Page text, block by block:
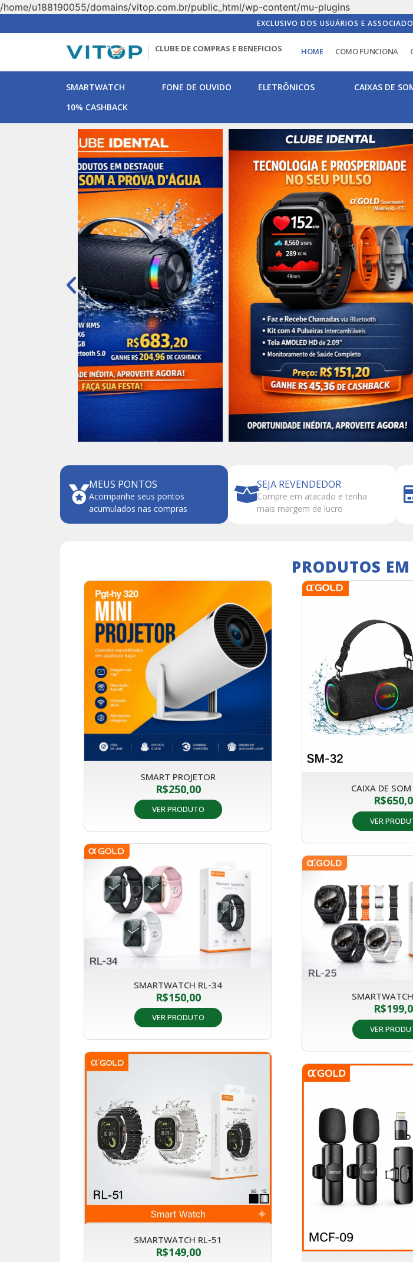
/home/u188190055/domains/vitop.com.br/public_html/wp-content/mu-plugins
EXCLUSIVO DOS USUÁRIOS E
CLUBE DE COMPRAS E BENEFICIOS HOME COMO FUNCIONA
SMARTWATCH FONE DE OUVIDO ELETRÔNICOS CAIXAS DE
10% CASHBACK
MEUS PONTOS
Acompanhe seus pontos
acumulados nas compras
SEJA REVENDEDOR
Compre em atacado e tenha
mais margem de lucro
PRODUTOS
SMART PROJETOR
R$250,00
VER PRODUTO
CAIXA DE
R$
VER
SMARTWATCH RL-34
R$150,00
VER PRODUTO
R$
VER
SMARTWATCH RL-51
R$149,00